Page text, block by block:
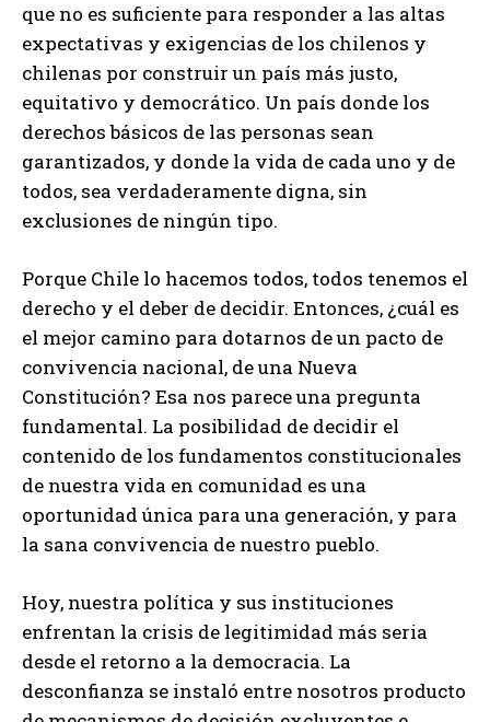
que no es suficiente para responder a las altas
expectativas y exigencias de los chilenos y
chilenas por construir un país más justo,
equitativo y democrático. Un país donde los
derechos básicos de las personas sean
garantizados, y donde la vida de cada uno y de
todos, sea verdaderamente digna, sin
exclusiones de ningún tipo.
Porque Chile lo hacemos todos, todos tenemos el
derecho y el deber de decidir. Entonces, ¿cuál es
el mejor camino para dotarnos de un pacto de
convivencia nacional, de una Nueva
Constitución? Esa nos parece una pregunta
fundamental. La posibilidad de decidir el
contenido de los fundamentos constitucionales
de nuestra vida en comunidad es una
oportunidad única para una generación, y para
la sana convivencia de nuestro pueblo.
Hoy, nuestra política y sus instituciones
enfrentan la crisis de legitimidad más seria
desde el retorno a la democracia. La
desconfianza se instaló entre nosotros producto